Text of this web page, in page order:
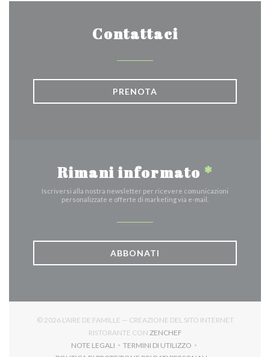
Contattaci
PRENOTA
Rimani informato *
Iscriversi alla nostra newsletter per ricevere comunicazioni
personalizzate e offerte di marketing via e-mail.
ABBONATI
© 2026 L'AIRE DE FAMILLE — CREAZIONE DEL SITO INTERNET
RISTORANTE CON ZENCHEF((APRE UNA NUOVA
NOTE LEGALI
((APRE UNA NUOVA FINESTRA))
TERMINI DI UTILIZZO
((APRE UNA NUOVA FINESTRA))